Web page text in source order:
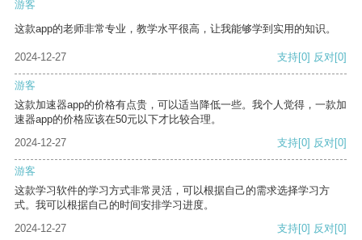
游客
这款app的老师非常专业，教学水平很高，让我能够学到实用的知识。
2024-12-27 支持[0] 反对[0]
游客
这款加速器app的价格有点贵，可以适当降低一些。我个人觉得，一款加
速器app的价格应该在50元以下才比较合理。
2024-12-27
支持[0] 反对[0]
游客
这款学习软件的学习方式非常灵活，可以根据自己的需求选择学习方
式。我可以根据自己的时间安排学习进度。
2024-12-27
支持[0] 反对[0]